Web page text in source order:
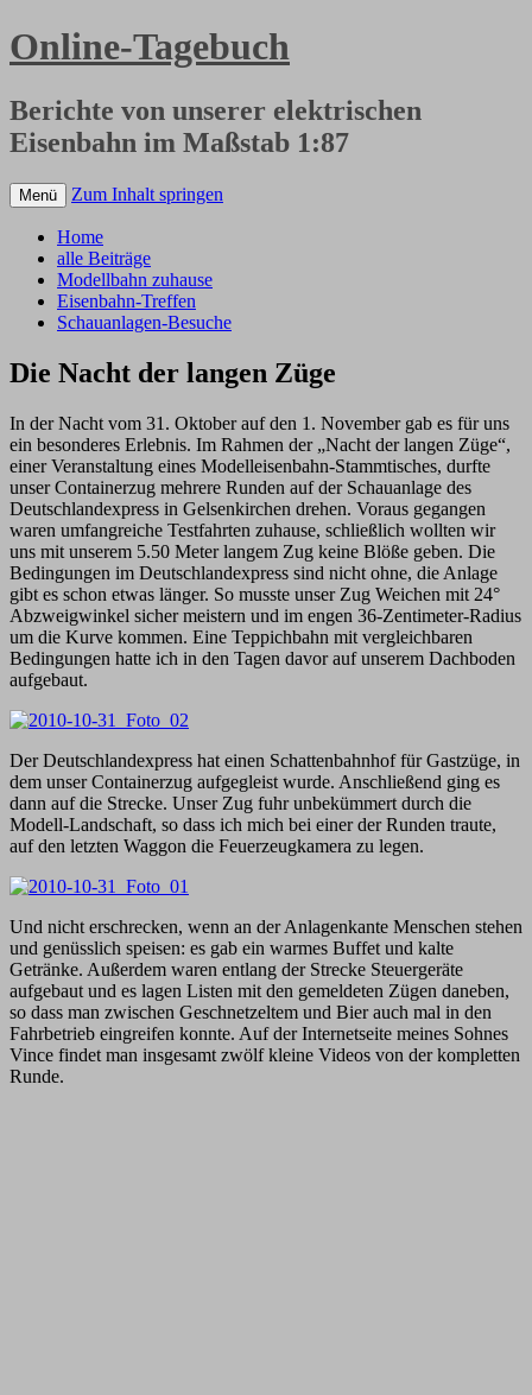
Online-Tagebuch
Berichte von unserer elektrischen
Eisenbahn im Maßstab 1:87
Menü Zum Inhalt springen
Home
alle Beiträge
Modellbahn zuhause
Eisenbahn-Treffen
Schauanlagen-Besuche
Die Nacht der langen Züge
In der Nacht vom 31. Oktober auf den 1. November gab es für uns
ein besonderes Erlebnis. Im Rahmen der „Nacht der langen Züge“,
einer Veranstaltung eines Modelleisenbahn-Stammtisches, durfte
unser Containerzug mehrere Runden auf der Schauanlage des
Deutschlandexpress in Gelsenkirchen drehen. Voraus gegangen
waren umfangreiche Testfahrten zuhause, schließlich wollten wir
uns mit unserem 5.50 Meter langem Zug keine Blöße geben. Die
Bedingungen im Deutschlandexpress sind nicht ohne, die Anlage
gibt es schon etwas länger. So musste unser Zug Weichen mit 24°
Abzweigwinkel sicher meistern und im engen 36-Zentimeter-Radius
um die Kurve kommen. Eine Teppichbahn mit vergleichbaren
Bedingungen hatte ich in den Tagen davor auf unserem Dachboden
aufgebaut.
Der Deutschlandexpress hat einen Schattenbahnhof für Gastzüge, in
dem unser Containerzug aufgegleist wurde. Anschließend ging es
dann auf die Strecke. Unser Zug fuhr unbekümmert durch die
Modell-Landschaft, so dass ich mich bei einer der Runden traute,
auf den letzten Waggon die Feuerzeugkamera zu legen.
Und nicht erschrecken, wenn an der Anlagenkante Menschen stehen
und genüsslich speisen: es gab ein warmes Buffet und kalte
Getränke. Außerdem waren entlang der Strecke Steuergeräte
aufgebaut und es lagen Listen mit den gemeldeten Zügen daneben,
so dass man zwischen Geschnetzeltem und Bier auch mal in den
Fahrbetrieb eingreifen konnte. Auf der Internetseite meines Sohnes
Vince findet man insgesamt zwölf kleine Videos von der kompletten
Runde.